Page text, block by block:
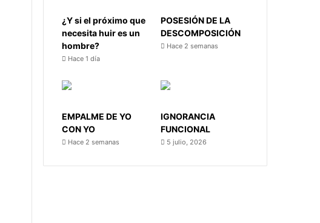
¿Y si el próximo que
necesita huir es un
hombre?
Hace 1 día
POSESIÓN DE LA
DESCOMPOSICIÓN
Hace 2 semanas
EMPALME DE YO
CON YO
Hace 2 semanas
IGNORANCIA
FUNCIONAL
5 julio, 2026